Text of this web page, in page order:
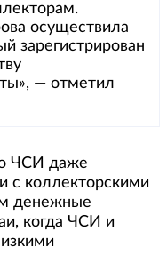
осуществила
зарегистрирован
— отметил
ЧСИ даже
с коллекторскими
денежные
когда ЧСИ и